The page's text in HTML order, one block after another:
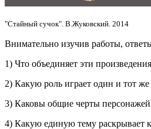
"Стайный сучок". В.Жуковский. 2014
Внимательно изучив работы,
1) Что объединяет эти
2) Какую роль играет один и тот
3) Каковы общие черты
4) Какую единую тему раскрывает